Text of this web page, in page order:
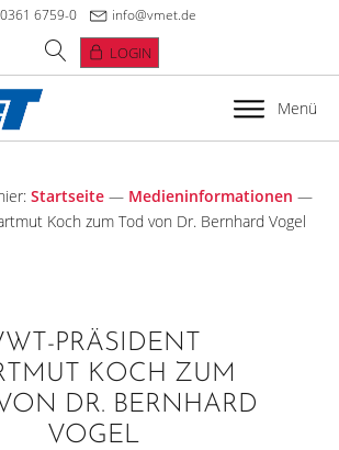
0361 6759-0 info@vmet.de
LOGIN
Menü
Startseite— Medieninformationen —
Koch zum Tod von Dr. Bernhard Vogel
PRÄSIDENT
KOCH ZUM
DR. BERNHARD
VOGEL